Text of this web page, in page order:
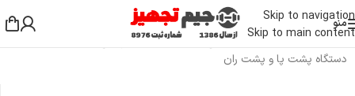
Skip to navigation
Skip to main content
منو
دستگاه بدنسازی باشگاهی/دستگاه بدنسازی پایین تنه
دستگاه پشت پا و پشت ران